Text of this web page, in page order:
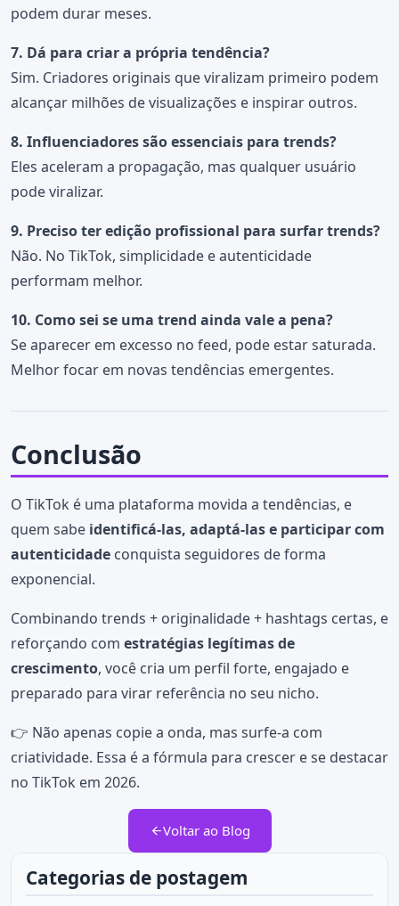
podem durar meses.
7. Dá para criar a própria tendência?
Sim. Criadores originais que viralizam primeiro podem
alcançar milhões de visualizações e inspirar outros.
8. Influenciadores são essenciais para trends?
Eles aceleram a propagação, mas qualquer usuário
pode viralizar.
9. Preciso ter edição profissional para surfar trends?
Não. No TikTok, simplicidade e autenticidade
performam melhor.
10. Como sei se uma trend ainda vale a pena?
Se aparecer em excesso no feed, pode estar saturada.
Melhor focar em novas tendências emergentes.
Conclusão
O TikTok é uma plataforma movida a tendências, e
quem sabe identificá-las, adaptá-las e participar com
autenticidade conquista seguidores de forma
exponencial.
Combinando trends + originalidade + hashtags certas, e
reforçando com estratégias legítimas de
crescimento, você cria um perfil forte, engajado e
preparado para virar referência no seu nicho.
👉 Não apenas copie a onda, mas surfe-a com
criatividade. Essa é a fórmula para crescer e se destacar
no TikTok em 2026.
Voltar ao Blog
Categorias de postagem